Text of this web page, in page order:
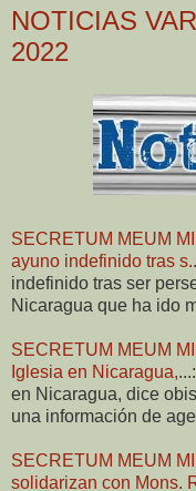
NOTICIAS
2022
SECRETUM MEUM
ayuno indefinido tras s.
indefinido tras ser
Nicaragua que ha ido
SECRETUM MEUM
Iglesia en Nicaragua,
en Nicaragua, dice
una información de
SECRETUM MEUM
solidarizan con Mons.